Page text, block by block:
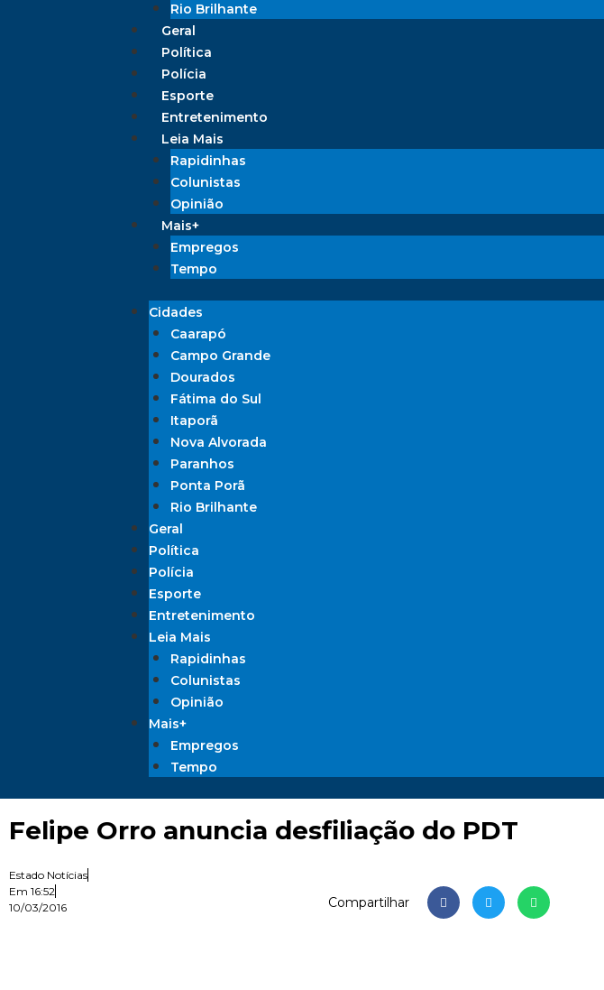
Rio Brilhante
Geral
Política
Polícia
Esporte
Entretenimento
Leia Mais
Rapidinhas
Colunistas
Opinião
Mais+
Empregos
Tempo
Cidades
Caarapó
Campo Grande
Dourados
Fátima do Sul
Itaporã
Nova Alvorada
Paranhos
Ponta Porã
Rio Brilhante
Geral
Política
Polícia
Esporte
Entretenimento
Leia Mais
Rapidinhas
Colunistas
Opinião
Mais+
Empregos
Tempo
Felipe Orro anuncia desfiliação do PDT
Estado Notícias
Em 16:52
10/03/2016
Compartilhar